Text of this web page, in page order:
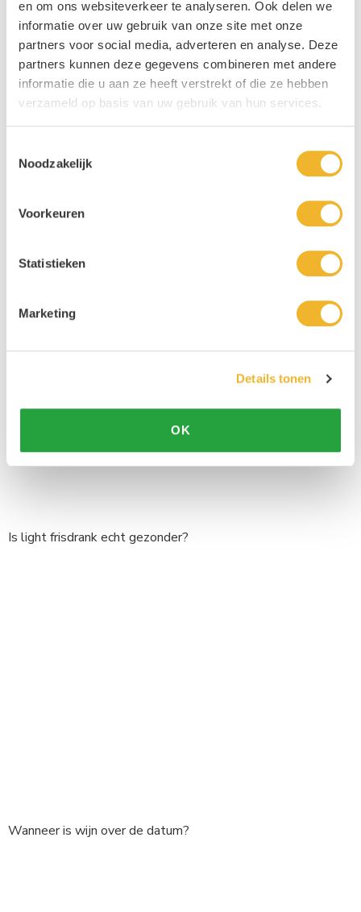
en om ons websiteverkeer te analyseren. Ook delen we
informatie over uw gebruik van onze site met onze
partners voor social media, adverteren en analyse. Deze
partners kunnen deze gegevens combineren met andere
informatie die u aan ze heeft verstrekt of die ze hebben
verzameld op basis van uw gebruik van hun services.
Noodzakelijk
Voorkeuren
Statistieken
Marketing
Details tonen
OK
Deel op Facebook Deel op X
Is light frisdrank echt gezonder?
Wanneer is wijn over de datum?